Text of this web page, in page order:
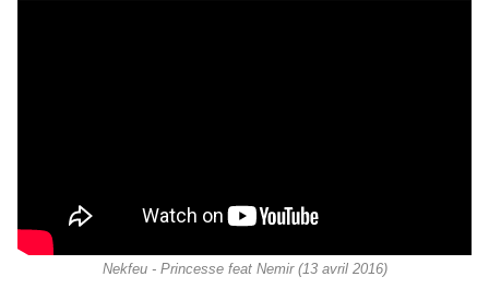
Nekfeu - Princesse feat Nemir (13 avril 2016)